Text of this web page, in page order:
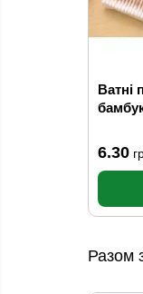
Ватні
6.30
Разом